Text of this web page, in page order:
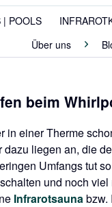
| POOLS
Über uns
beim
einer Therme
liegen an, die
Umfangs tut
und noch
Infrarotsaunabzw.